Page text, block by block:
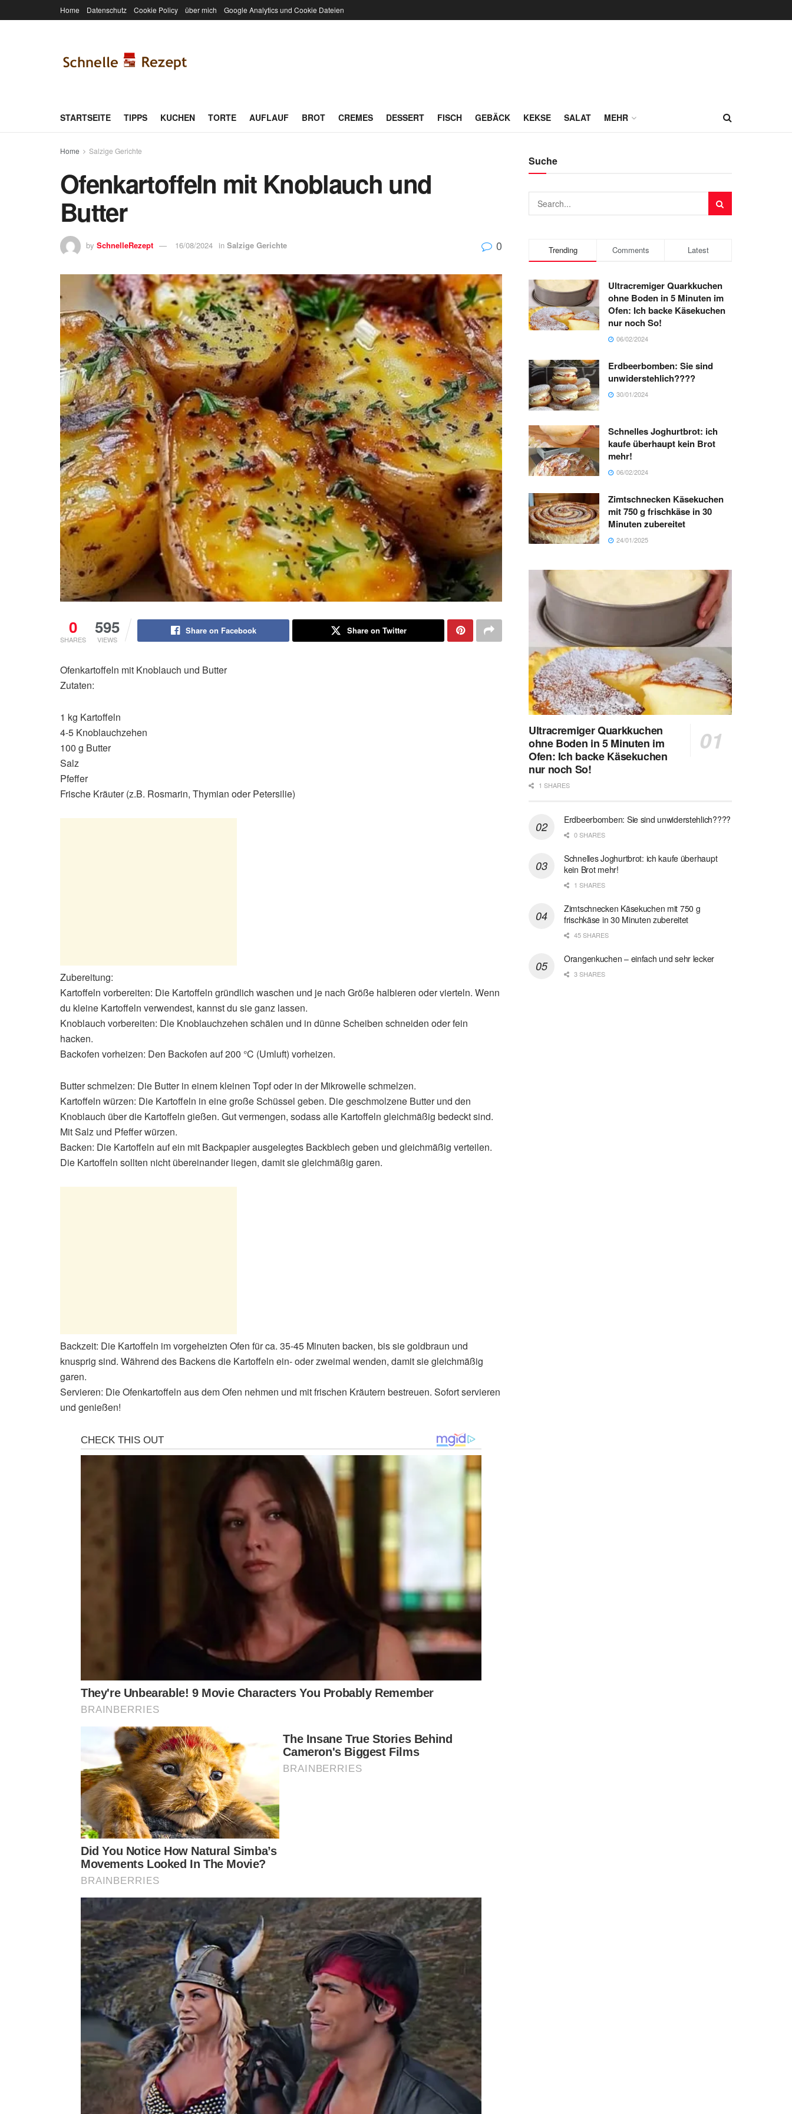
Home Datenschutz Cookie Policy über mich Google Analytics und Cookie Dateien
STARTSEITE TIPPS KUCHEN TORTE AUFLAUF BROT CREMES DESSERT FISCH GEBÄCK KEKSE SALAT MEHR
Home Salzige Gerichte
Ofenkartoffeln mit Knoblauch und
Butter
by SchnelleRezept 16/08/2024 in Salzige Gerichte 0
0
SHARES
595
VIEWS
Share on Facebook Share on Twitter
Ofenkartoffeln mit Knoblauch und Butter
Zutaten:
1 kg Kartoffeln
4-5 Knoblauchzehen
100 g Butter
Salz
Pfeffer
Frische Kräuter (z.B. Rosmarin, Thymian oder Petersilie)
Zubereitung:
Kartoffeln vorbereiten: Die Kartoffeln gründlich waschen und je nach Größe halbieren oder vierteln. Wenn
du kleine Kartoffeln verwendest, kannst du sie ganz lassen.
Knoblauch vorbereiten: Die Knoblauchzehen schälen und in dünne Scheiben schneiden oder fein
hacken.
Backofen vorheizen: Den Backofen auf 200 °C (Umluft) vorheizen.
Butter schmelzen: Die Butter in einem kleinen Topf oder in der Mikrowelle schmelzen.
Kartoffeln würzen: Die Kartoffeln in eine große Schüssel geben. Die geschmolzene Butter und den
Knoblauch über die Kartoffeln gießen. Gut vermengen, sodass alle Kartoffeln gleichmäßig bedeckt sind.
Mit Salz und Pfeffer würzen.
Backen: Die Kartoffeln auf ein mit Backpapier ausgelegtes Backblech geben und gleichmäßig verteilen.
Die Kartoffeln sollten nicht übereinander liegen, damit sie gleichmäßig garen.
Backzeit: Die Kartoffeln im vorgeheizten Ofen für ca. 35-45 Minuten backen, bis sie goldbraun und
knusprig sind. Während des Backens die Kartoffeln ein- oder zweimal wenden, damit sie gleichmäßig
garen.
Servieren: Die Ofenkartoffeln aus dem Ofen nehmen und mit frischen Kräutern bestreuen. Sofort servieren
und genießen!
Suche
Trending Comments Latest
Ultracremiger Quarkkuchen
ohne Boden in 5 Minuten im
Ofen: Ich backe Käsekuchen
nur noch So!
06/02/2024
Erdbeerbomben: Sie sind
unwiderstehlich????
30/01/2024
Schnelles Joghurtbrot: ich
kaufe überhaupt kein Brot
mehr!
06/02/2024
Zimtschnecken Käsekuchen
mit 750 g frischkäse in 30
Minuten zubereitet
24/01/2025
Ultracremiger Quarkkuchen
ohne Boden in 5 Minuten im
Ofen: Ich backe Käsekuchen
nur noch So!
1 SHARES
Erdbeerbomben: Sie sind unwiderstehlich????
0 SHARES
Schnelles Joghurtbrot: ich kaufe überhaupt
kein Brot mehr!
1 SHARES
Zimtschnecken Käsekuchen mit 750 g
frischkäse in 30 Minuten zubereitet
45 SHARES
Orangenkuchen – einfach und sehr lecker
3 SHARES